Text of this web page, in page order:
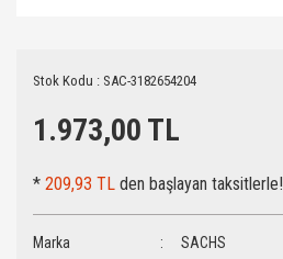
Stok Kodu : SAC-3182654204
1.973,00 TL
* 209,93 TL den başlayan taksitlerle!
Marka SACHS